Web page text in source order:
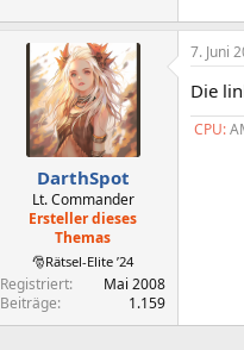
DarthSpot
Lt. Commander
Ersteller dieses
Themas
🎅Rätsel-Elite ’24
Registriert
Mai 2008
Beiträge
1.159
7. Juni
Die
CPU: